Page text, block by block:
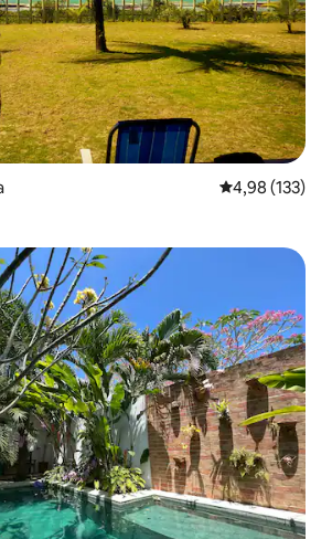
Vlerësimi
4,98 (133)